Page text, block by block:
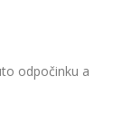
odpočinku a